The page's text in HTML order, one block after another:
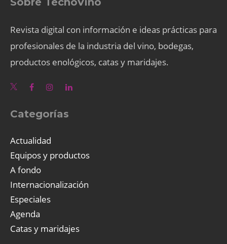
Revista digital con información e ideas prácticas para
profesionales de la industria del vino, bodegas,
productos enológicos, catas y maridajes.
Categorías
Actualidad
Equipos y productos
A fondo
Internacionalización
Especiales
Agenda
Catas y maridajes